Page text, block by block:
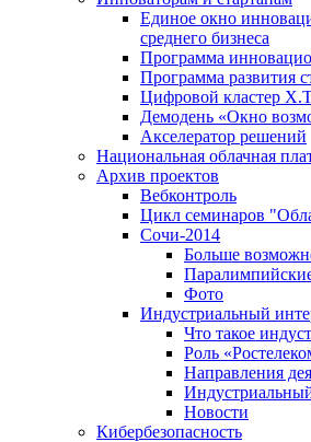
Единое окно
среднего бизнеса
Программа
Программа развития
Цифровой кластер
Демодень «Окно
Акселератор решений
Национальная облачная
Архив проектов
Вебконтроль
Цикл семинаров
Сочи-2014
Больше
Фото
Индустриальный
Что такое
Роль
Направления
Новости
Кибербезопасность